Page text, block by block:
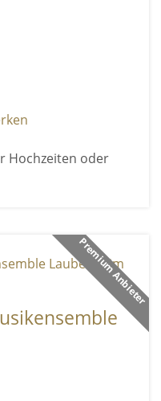
Hochzeiten oder
Premium Anbieter